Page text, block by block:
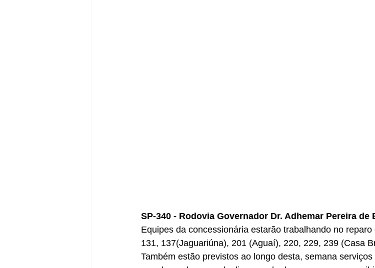
SP-340 - Rodovia Governador Dr. Adhemar Pereira de
Equipes da concessionária estarão trabalhando no
131, 137(Jaguariúna), 201 (Aguaí), 220, 229, 239 (Casa
Também estão previstos ao longo desta, semana